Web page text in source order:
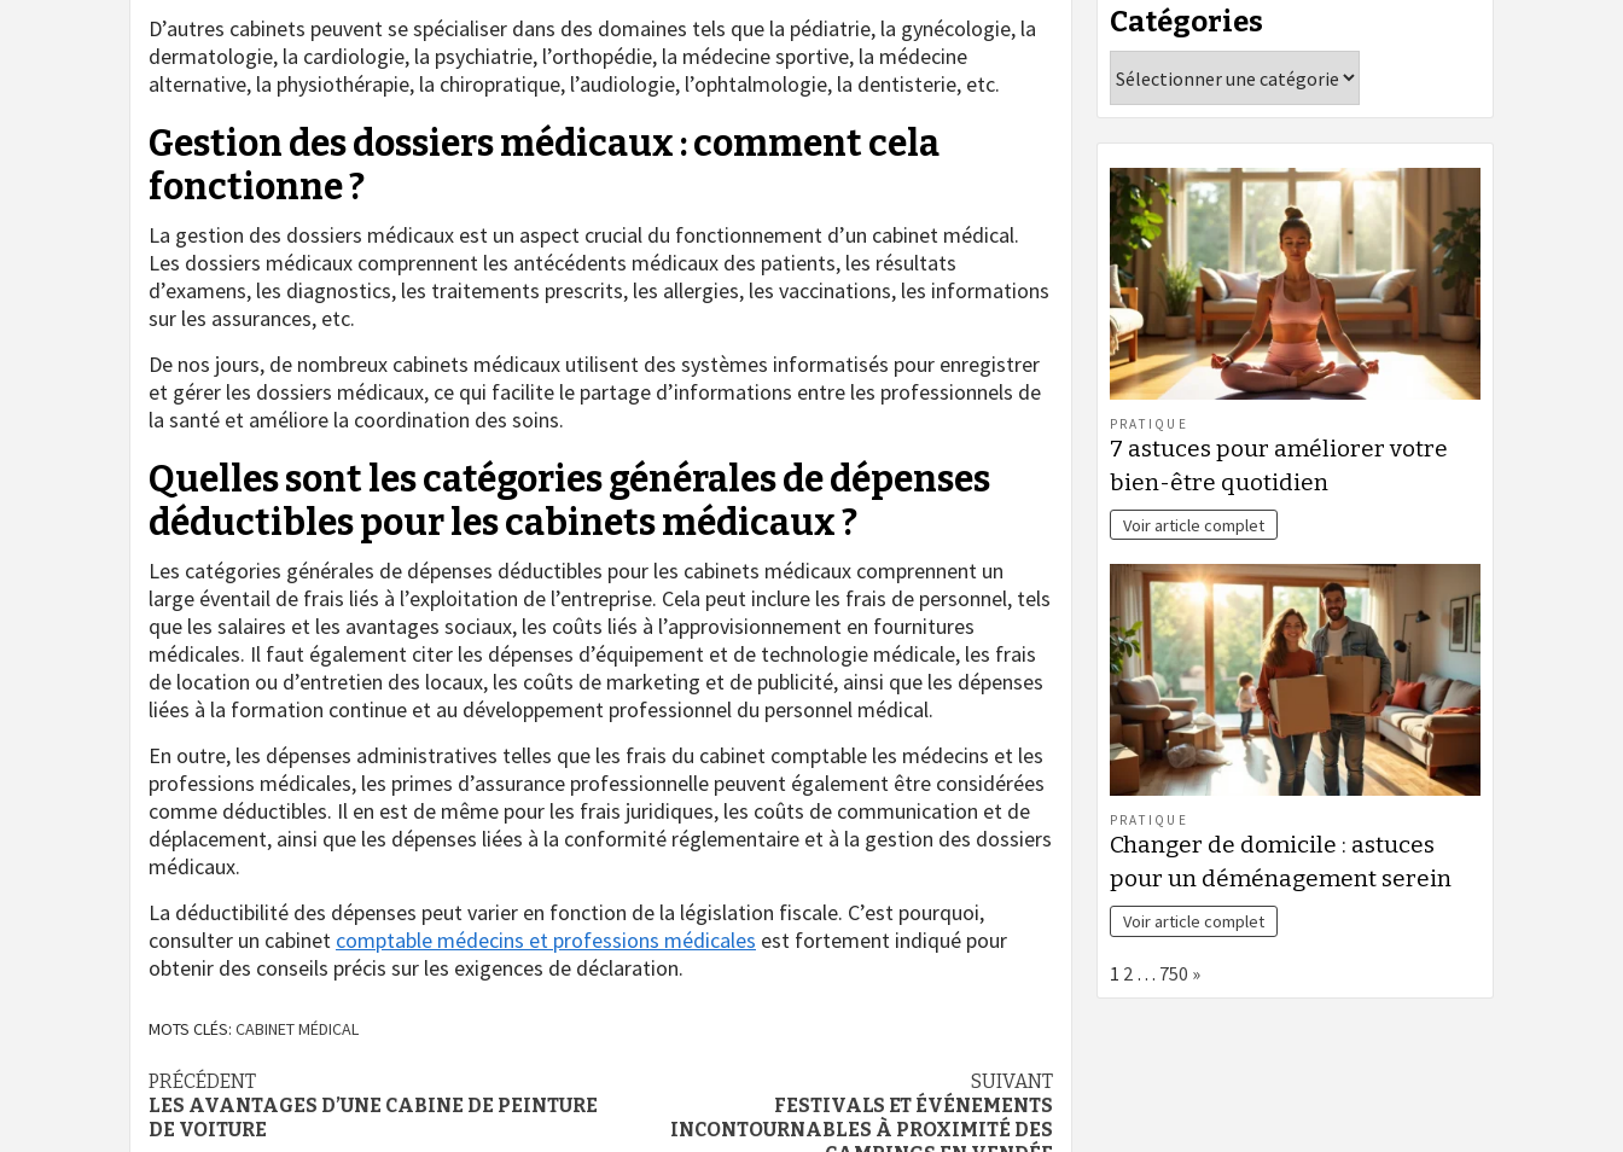
D’autres cabinets peuvent se spécialiser dans des domaines tels que la pédiatrie, la gynécologie, la
dermatologie, la cardiologie, la psychiatrie, l’orthopédie, la médecine sportive, la médecine
alternative, la physiothérapie, la chiropratique, l’audiologie, l’ophtalmologie, la dentisterie, etc.
Gestion des dossiers médicaux : comment cela
fonctionne ?
La gestion des dossiers médicaux est un aspect crucial du fonctionnement d’un cabinet médical.
Les dossiers médicaux comprennent les antécédents médicaux des patients, les résultats
d’examens, les diagnostics, les traitements prescrits, les allergies, les vaccinations, les informations
sur les assurances, etc.
De nos jours, de nombreux cabinets médicaux utilisent des systèmes informatisés pour enregistrer
et gérer les dossiers médicaux, ce qui facilite le partage d’informations entre les professionnels de
la santé et améliore la coordination des soins.
Quelles sont les catégories générales de dépenses
déductibles pour les cabinets médicaux ?
Les catégories générales de dépenses déductibles pour les cabinets médicaux comprennent un
large éventail de frais liés à l’exploitation de l’entreprise. Cela peut inclure les frais de personnel, tels
que les salaires et les avantages sociaux, les coûts liés à l’approvisionnement en fournitures
médicales. Il faut également citer les dépenses d’équipement et de technologie médicale, les frais
de location ou d’entretien des locaux, les coûts de marketing et de publicité, ainsi que les dépenses
liées à la formation continue et au développement professionnel du personnel médical.
En outre, les dépenses administratives telles que les frais du cabinet comptable les médecins et les
professions médicales, les primes d’assurance professionnelle peuvent également être considérées
comme déductibles. Il en est de même pour les frais juridiques, les coûts de communication et de
déplacement, ainsi que les dépenses liées à la conformité réglementaire et à la gestion des dossiers
médicaux.
La déductibilité des dépenses peut varier en fonction de la législation fiscale. C’est pourquoi,
consulter un cabinet comptable médecins et professions médicales est fortement indiqué pour
obtenir des conseils précis sur les exigences de déclaration.
MOTS CLÉS: CABINET MÉDICAL
Navigation
d’article
PRÉCÉDENT
LES AVANTAGES D’UNE CABINE DE PEINTURE
DE VOITURE
SUIVANT
FESTIVALS ET ÉVÉNEMENTS
INCONTOURNABLES À PROXIMITÉ DES
Catégories
PRATIQUE
7 astuces pour améliorer votre
bien-être quotidien
Voir article complet
PRATIQUE
Changer de domicile : astuces
pour un déménagement serein
Voir article complet
Page:
1 2 … 750 Next
»